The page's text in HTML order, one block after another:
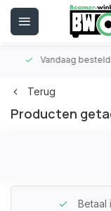
Vandaag besteld
Terug
Producten
Betaal